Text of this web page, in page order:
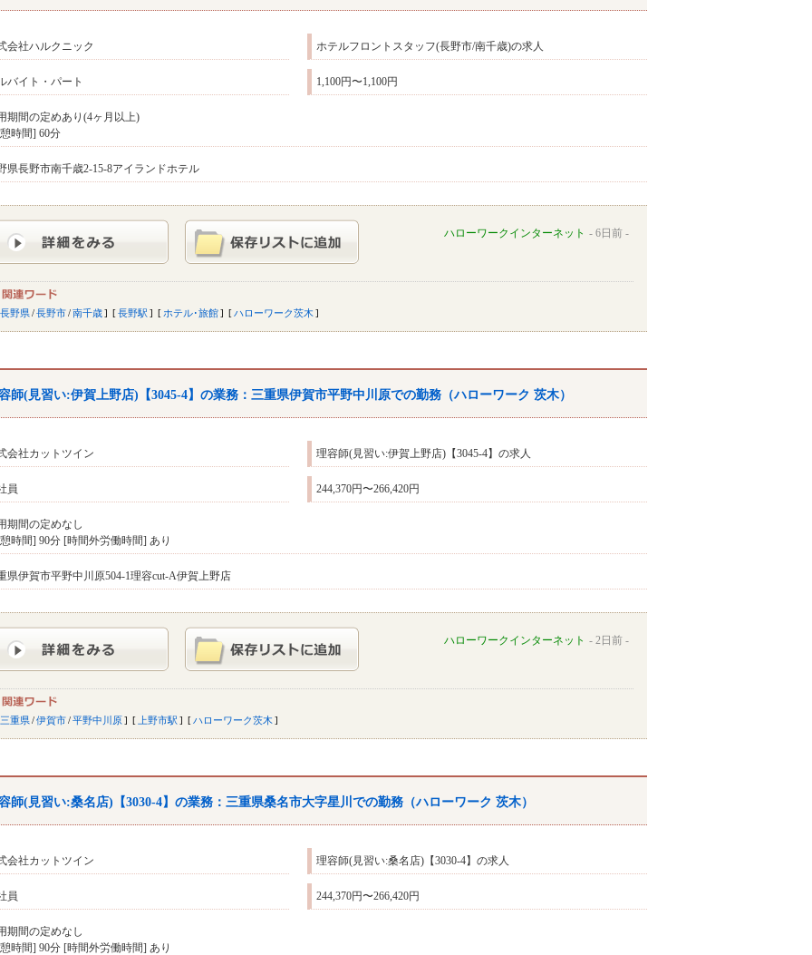
会社ハルクニック ホテルフロントスタッフ(長野市/南千歳)の求人
バイト・パート 1,100円〜1,100円
期間の定めあり(4ヶ月以上)
時間] 60分
県長野市南千歳2-15-8アイランドホテル
ハローワークインターネット 6日前
長野県/長野市/南千歳 長野駅 ホテル･旅館 ハローワーク茨木
師(見習い:伊賀上野店)【3045-4】の業務：三重県伊賀市平野中川原での勤務（ハローワーク 茨木）
会社カットツイン 理容師(見習い:伊賀上野店)【3045-4】の求人
員 244,370円〜266,420円
期間の定めなし
時間] 90分 [時間外労働時間] あり
県伊賀市平野中川原504-1理容cut-A伊賀上野店
ハローワークインターネット 2日前
三重県/伊賀市/平野中川原 上野市駅 ハローワーク茨木
師(見習い:桑名店)【3030-4】の業務：三重県桑名市大字星川での勤務（ハローワーク 茨木）
会社カットツイン 理容師(見習い:桑名店)【3030-4】の求人
員 244,370円〜266,420円
期間の定めなし
時間] 90分 [時間外労働時間] あり